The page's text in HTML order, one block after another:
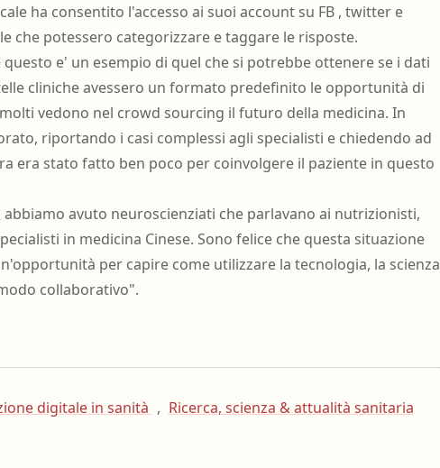
ha consentito l'accesso ai suoi account su FB , twitter e
che potessero categorizzare e taggare le risposte.
e' un esempio di quel che si potrebbe ottenere se i dati
cliniche avessero un formato predefinito le opportunità di
vedono nel crowd sourcing il futuro della medicina. In
riportando i casi complessi agli specialisti e chiedendo ad
era stato fatto ben poco per coinvolgere il paziente in questo
avuto neuroscienziati che parlavano ai nutrizionisti,
in medicina Cinese. Sono felice che questa situazione
per capire come utilizzare la tecnologia, la scienza
collaborativo".
digitale in sanità , Ricerca, scienza & attualità sanitaria